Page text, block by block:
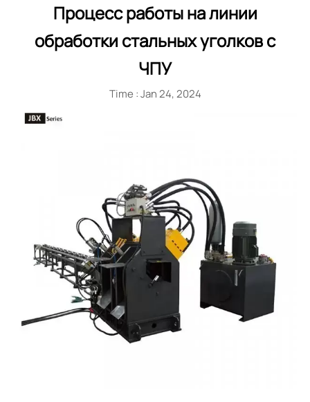
Процесс работы на линии
обработки стальных уголков с
ЧПУ
Time : Jan 24, 2024